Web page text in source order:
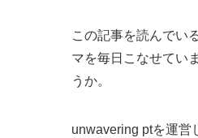
この記事を読んでい
マを毎日こなせてい
うか。
unwavering ptを運営